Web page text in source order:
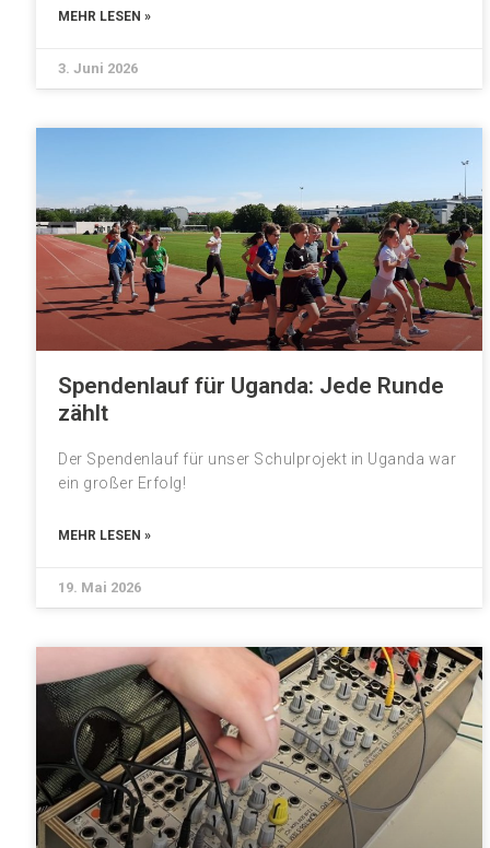
MEHR LESEN »
3. Juni 2026
Spendenlauf für Uganda: Jede Runde
zählt
Der Spendenlauf für unser Schulprojekt in Uganda war
ein großer Erfolg!
MEHR LESEN »
19. Mai 2026